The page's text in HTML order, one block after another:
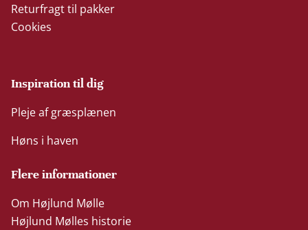
Returfragt til pakker
Cookies
Inspiration til dig
Pleje af græsplænen
Høns i haven
Flere informationer
Om Højlund Mølle
Højlund Mølles historie